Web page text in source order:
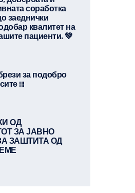
соработка
заеднички
квалитет на
пациенти. 💚
за подобро
!!!
ОД
ЗА ЈАВНО
ЗАШТИТА ОД